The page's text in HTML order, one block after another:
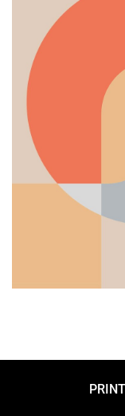
“Es
PRINT